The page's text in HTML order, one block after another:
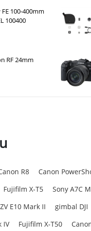
100-400mm
100400
RF 24mm
R8 Canon
Fujifilm X-T5 Sony A7C
E10 Mark II gimbal DJI
IV Fujifilm X-T50